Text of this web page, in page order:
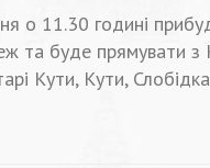
о 11.30 годині
та буде прямувати з
Кути, Кути,